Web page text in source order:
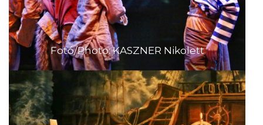
Fotó/Photo: KASZNER Nikolett